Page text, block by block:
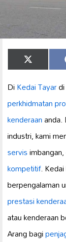
Share
on
X
(Twitter)
DiKedai Tayar
perkhidmatan
kenderaananda.
industri, kami
servis
kompetitif.
berpengalaman
prestasi
atau kenderaan
Arang bagi